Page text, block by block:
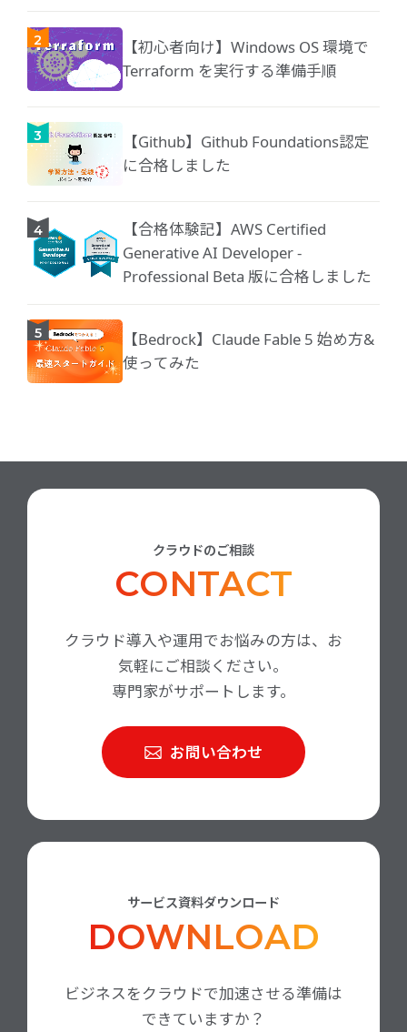
【初心者向け】Windows OS 環境で
Terraform を実行する準備手順
【Github】Github Foundations認定
に合格しました
【合格体験記】AWS Certified
Generative AI Developer -
Professional Beta 版に合格しました
【Bedrock】Claude Fable 5 始め方&
使ってみた
クラウドのご相談
CONTACT
クラウド導入や運用でお悩みの方は、お
気軽にご相談ください。
専門家がサポートします。
お問い合わせ
サービス資料ダウンロード
DOWNLOAD
ビジネスをクラウドで加速させる準備は
できていますか？